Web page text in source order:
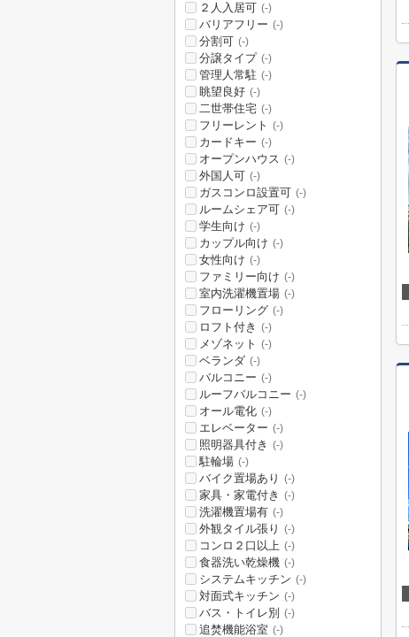
２人入居可 (-)
バリアフリー (-)
分割可 (-)
分譲タイプ (-)
管理人常駐 (-)
眺望良好 (-)
二世帯住宅 (-)
フリーレント (-)
カードキー (-)
オープンハウス (-)
外国人可 (-)
ガスコンロ設置可 (-)
ルームシェア可 (-)
学生向け (-)
カップル向け (-)
女性向け (-)
ファミリー向け (-)
室内洗濯機置場 (-)
フローリング (-)
ロフト付き (-)
メゾネット (-)
ベランダ (-)
バルコニー (-)
ルーフバルコニー (-)
オール電化 (-)
エレベーター (-)
照明器具付き (-)
駐輪場 (-)
バイク置場あり (-)
家具・家電付き (-)
洗濯機置場有 (-)
外観タイル張り (-)
コンロ２口以上 (-)
食器洗い乾燥機 (-)
システムキッチン (-)
対面式キッチン (-)
バス・トイレ別 (-)
追焚機能浴室 (-)